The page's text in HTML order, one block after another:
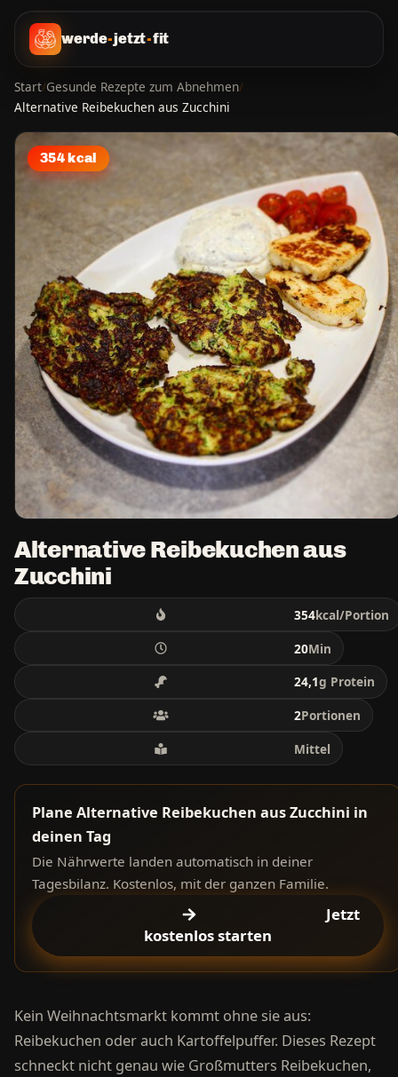
werde-jetzt-fit
Start/Gesunde Rezepte zum Abnehmen/
Alternative Reibekuchen aus Zucchini
354 kcal
Alternative Reibekuchen aus
Zucchini
354kcal/Portion
20Min
24,1g Protein
2Portionen
Mittel
Plane Alternative Reibekuchen aus Zucchini in
deinen Tag
Die Nährwerte landen automatisch in deiner
Tagesbilanz. Kostenlos, mit der ganzen Familie.
Jetzt
kostenlos starten
Kein Weihnachtsmarkt kommt ohne sie aus:
Reibekuchen oder auch Kartoffelpuffer. Dieses Rezept
schneckt nicht genau wie Großmutters Reibekuchen,